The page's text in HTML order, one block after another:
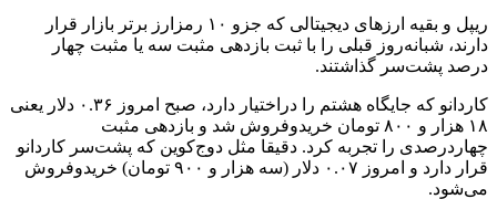
ریپل و بقیه ارز‌های دیجیتالی که جزو ۱۰ رمزارز برتر بازار قرار
دارند، شبانه‌روز قبلی را با ثبت بازدهی مثبت سه یا مثبت چهار
درصد پشت‌سر گذاشتند.
کاردانو که جایگاه هشتم را دراختیار دارد، صبح امروز ۰.۳۶ دلار یعنی
۱۸ هزار و ۸۰۰ تومان خریدوفروش شد و بازدهی مثبت
چهاردرصدی را تجربه کرد. دقیقا مثل دوج‌کوین که پشت‌سر کاردانو
قرار دارد و امروز ۰.۰۷ دلار (سه هزار و ۹۰۰ تومان) خریدوفروش
می‌شود.